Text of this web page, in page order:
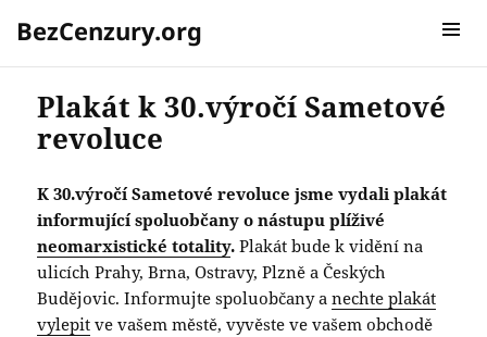
BezCenzury.org
MENU A
Plakát k 30.výročí Sametové
revoluce
K 30.výročí Sametové revoluce jsme vydali plakát
informující spoluobčany o nástupu plíživé
neomarxistické totality. Plakát bude k vidění na
ulicích Prahy, Brna, Ostravy, Plzně a Českých
Budějovic. Informujte spoluobčany anechte plakát
vylepit ve vašem městě, vyvěste ve vašem obchodě